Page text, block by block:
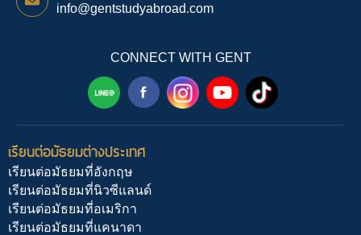
info@gentstudyabroad.com
CONNECT WITH GENT
เรียนต่อมัธยมต่างประเทศ
เรียนต่อมัธยมที่อังกฤษ
เรียนต่อมัธยมที่นิวซีแลนด์
เรียนต่อมัธยมที่อเมริกา
เรียนต่อมัธยมที่แคนาดา